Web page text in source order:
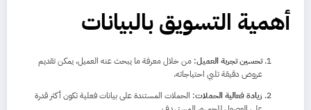
أهمية التسويق بالبيانات
تحسين تجربة العميل: من خلال معرفة ما يبحث عنه العميل، يمكن تقديم
عروض دقيقة تلبي احتياجاته.
زيادة فعالية الحملات: الحملات المستندة على بيانات فعلية تكون أكثر قدرة